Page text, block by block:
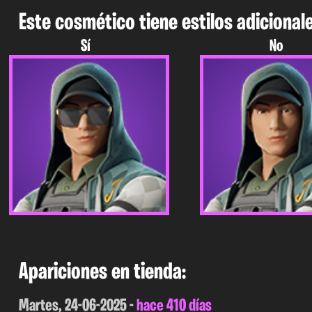
Este cosmético tiene estilos
Sí No
Apariciones en tienda:
Martes, 24-06-2025 -hace 410 días